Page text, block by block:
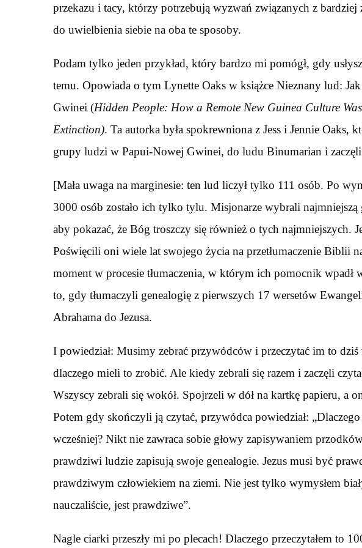
przekazu i tacy, którzy potrzebują wyzwań związanych z
do uwielbienia siebie na oba te sposoby.
Podam tylko jeden przykład, który bardzo mi pomógł, gdy
temu. Opowiada o tym Lynette Oaks w książce Nieznany lud:
Gwinei (Hidden People: How a Remote New Guinea Culture
Extinction). Ta autorka była spokrewniona z Jess i Jennie Oaks,
grupy ludzi w Papui-Nowej Gwinei, do ludu Binumarian i zaczęli
[Mała uwaga na marginesie: ten lud liczył tylko 111 osób. Po
3000 osób zostało ich tylko tylu. Misjonarze wybrali
aby pokazać, że Bóg troszczy się również o tych najmniejszych.
Poświęcili oni wiele lat swojego życia na przetłumaczenie Biblii
moment w procesie tłumaczenia, w którym ich pomocnik wpadł
to, gdy tłumaczyli genealogię z pierwszych 17 wersetów
Abrahama do Jezusa.
I powiedział: Musimy zebrać przywódców i przeczytać im to dziś
dlaczego mieli to zrobić. Ale kiedy zebrali się razem i zaczęli
Wszyscy zebrali się wokół. Spojrzeli w dół na kartkę papieru, a
Potem gdy skończyli ją czytać, przywódca powiedział:
wcześniej? Nikt nie zawraca sobie głowy zapisywaniem
prawdziwi ludzie zapisują swoje genealogie. Jezus musi być
prawdziwym człowiekiem na ziemi. Nie jest tylko wymysłem
nauczaliście, jest prawdziwe”.
Nagle ciarki przeszły mi po plecach! Dlaczego przeczytałem to